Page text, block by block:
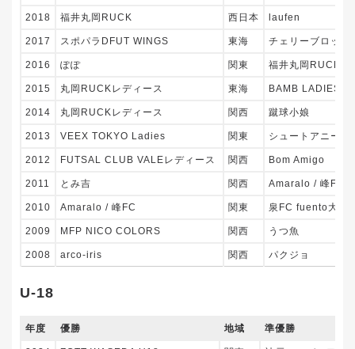
2018 福井丸岡RUCK 西日本 laufen
2017 スポパラDFUT WINGS 東海 チェリーブロッサ
2016 ぽぽ 関東 福井丸岡RUCK
2015 丸岡RUCKレディース 東海 BAMB LADIES
2014 丸岡RUCKレディース 関西 蹴球小娘
2013 VEEX TOKYO Ladies 関東 シュートアニージ
2012 FUTSAL CLUB VALEレディース 関西 Bom Amigo
2011 とみ吉 関西 Amaralo / 峰FC
2010 Amaralo / 峰FC 関東 泉FC fuento大阪
2009 MFP NICO COLORS 関西 うつ魚
2008 arco-iris 関西 パクジョ
U-18
年度 優勝 地域 準優勝